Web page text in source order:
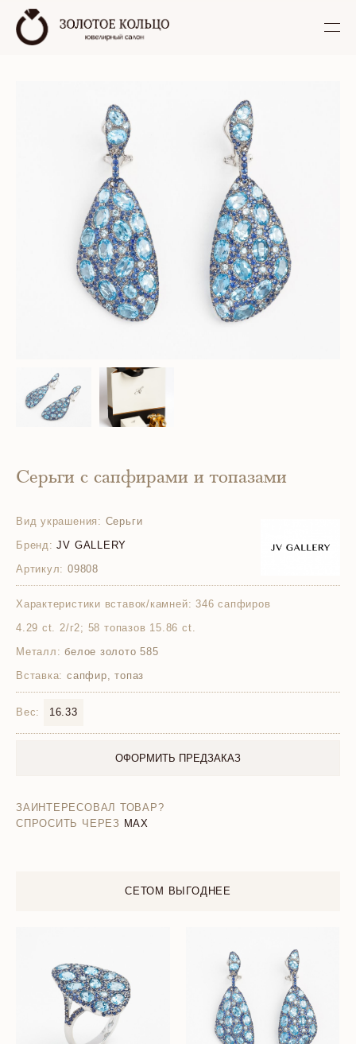
Серьги с сапфирами и топазами
Вид украшения: Серьги
Бренд: JV GALLERY
Артикул: 09808
Характеристики вставок/камней: 346 сапфиров
4.29 ct. 2/г2; 58 топазов 15.86 ct.
Металл: белое золото 585
Вставка: сапфир, топаз
Вес: 16.33
ОФОРМИТЬ ПРЕДЗАКАЗ
ЗАИНТЕРЕСОВАЛ ТОВАР?
СПРОСИТЬ ЧЕРЕЗ MAX
СЕТОМ ВЫГОДНЕЕ